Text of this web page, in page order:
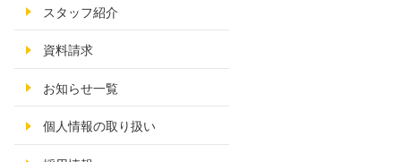
スタッフ紹介
資料請求
お知らせ一覧
個人情報の取り扱い